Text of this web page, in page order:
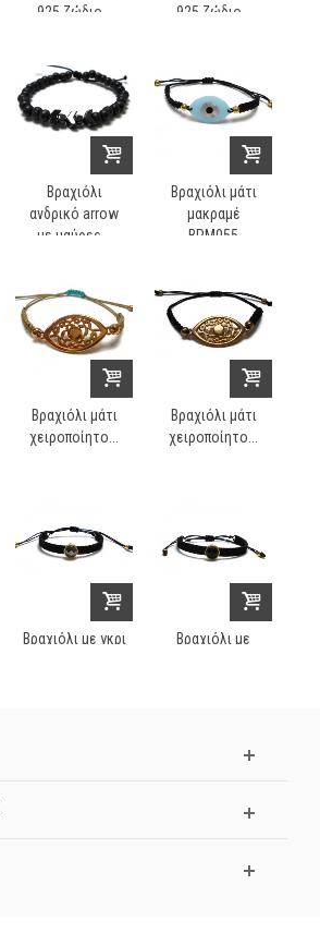
925 ζώδιο...
925 ζώδιο...
Βραχιόλι
ανδρικό arrow
με μαύρες...
Βραχιόλι μάτι
μακραμέ
BRM055
Βραχιόλι μάτι
χειροποίητο...
Βραχιόλι μάτι
χειροποίητο...
Βραχιόλι με γκρι
Βραχιόλι με